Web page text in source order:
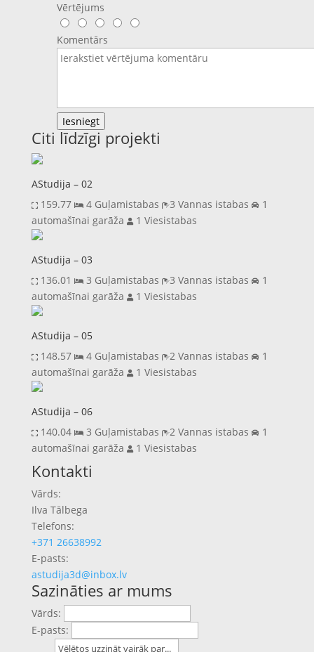
Vērtējums
Komentārs
Iesniegt
Citi līdzīgi projekti
AStudija – 02
159.77
4 Guļamistabas 3 Vannas istabas 1
automašīnai garāža
1 Viesistabas
AStudija – 03
136.01
3 Guļamistabas 3 Vannas istabas 1
automašīnai garāža
1 Viesistabas
AStudija – 05
148.57
4 Guļamistabas 2 Vannas istabas 1
automašīnai garāža
1 Viesistabas
AStudija – 06
140.04
3 Guļamistabas 2 Vannas istabas 1
automašīnai garāža
1 Viesistabas
Previous
Next
Kontakti
Vārds:
Ilva Tālbega
Telefons:
+371 26638992
E-pasts:
astudija3d@inbox.lv
Sazināties ar mums
Vārds:
E-pasts: